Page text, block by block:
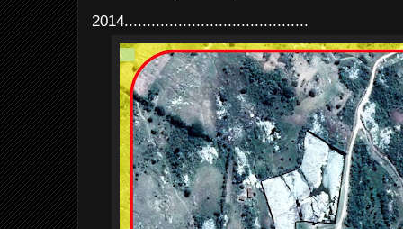
2014.........................................